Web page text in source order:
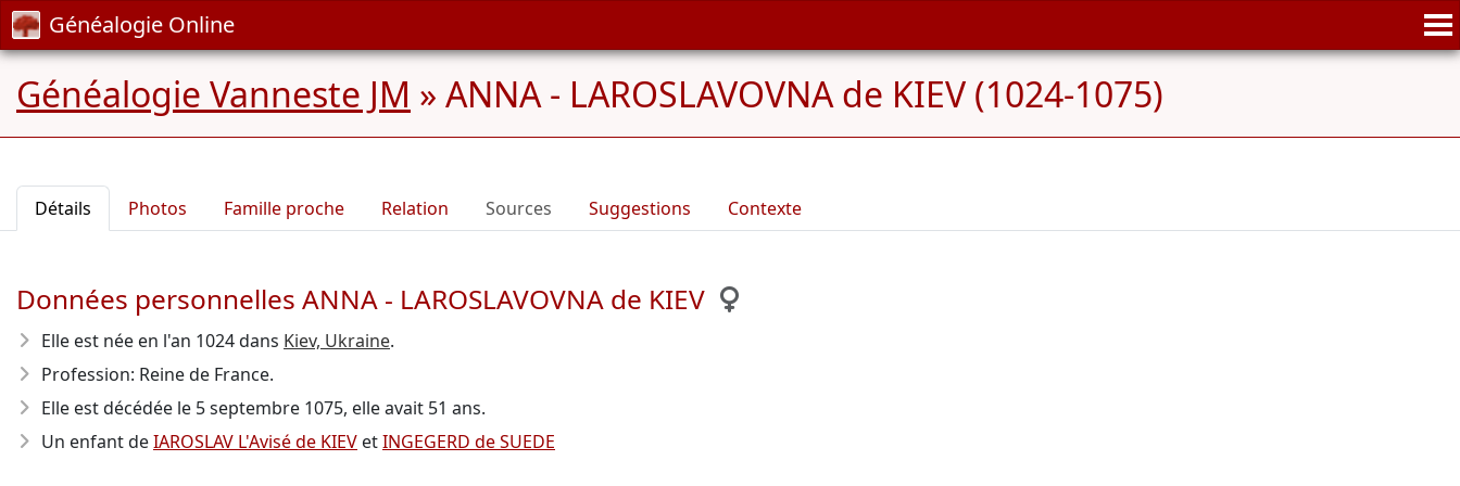
Généalogie Online
Généalogie Vanneste JM » ANNA - LAROSLAVOVNA de KIEV (1024-1075)
Détails Photos Famille proche Relation Sources Suggestions Contexte
Données personnelles ANNA - LAROSLAVOVNA de KIEV
Elle est née en l'an 1024dans Kiev, Ukraine.
Profession: Reine de France.
Elle est décédée le 5 septembre 1075, elle avait 51 ans.
Un enfant deIAROSLAV L'Avisé de KIEV etINGEGERD de SUEDE